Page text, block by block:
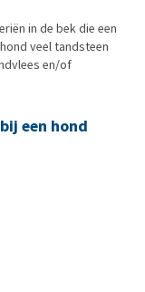
in de bek die een
veel tandsteen
en/of
een hond